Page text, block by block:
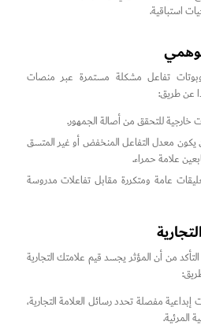
استباقية.
تفاعل مشكلة مستمرة عبر منصات
عن طريق:
خارجية للتحقق من أصالة الجمهور.
يكون معدل التفاعل المنخفض أو غير المتسق
علامة حمراء.
عامة ومتكررة مقابل تفاعلات مدروسة
من أن المؤثر يجسد قيم علامتك التجارية
مفصلة تحدد رسائل العلامة التجارية،
المرئية.